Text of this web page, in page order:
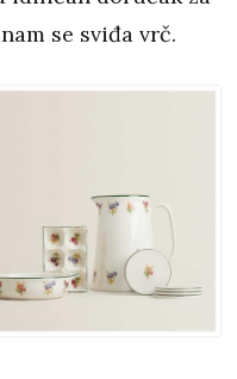
se sviđa vrč.